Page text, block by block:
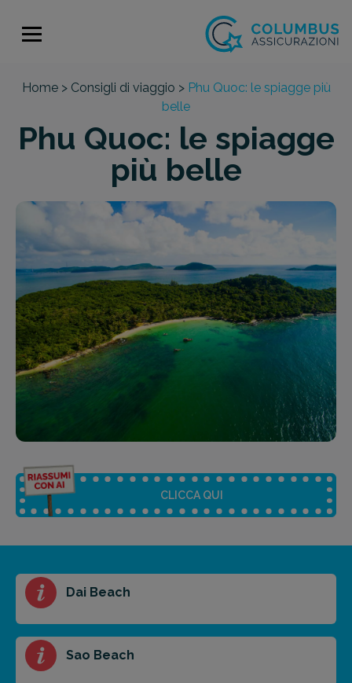
Home > Consigli di viaggio > Phu Quoc: le spiagge più
belle
Phu Quoc: le spiagge
più belle
CLICCA QUI
Riassunto dell'articolo
Scegli il formato del riassunto
Breve Medio Punti chiave
Dai Beach
Sao Beach